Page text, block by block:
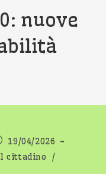
nuove
19/04/2026
cittadino
/